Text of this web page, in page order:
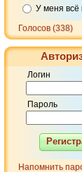
У меня всё
Голосов (338)
Логин
Пароль
Напомнить